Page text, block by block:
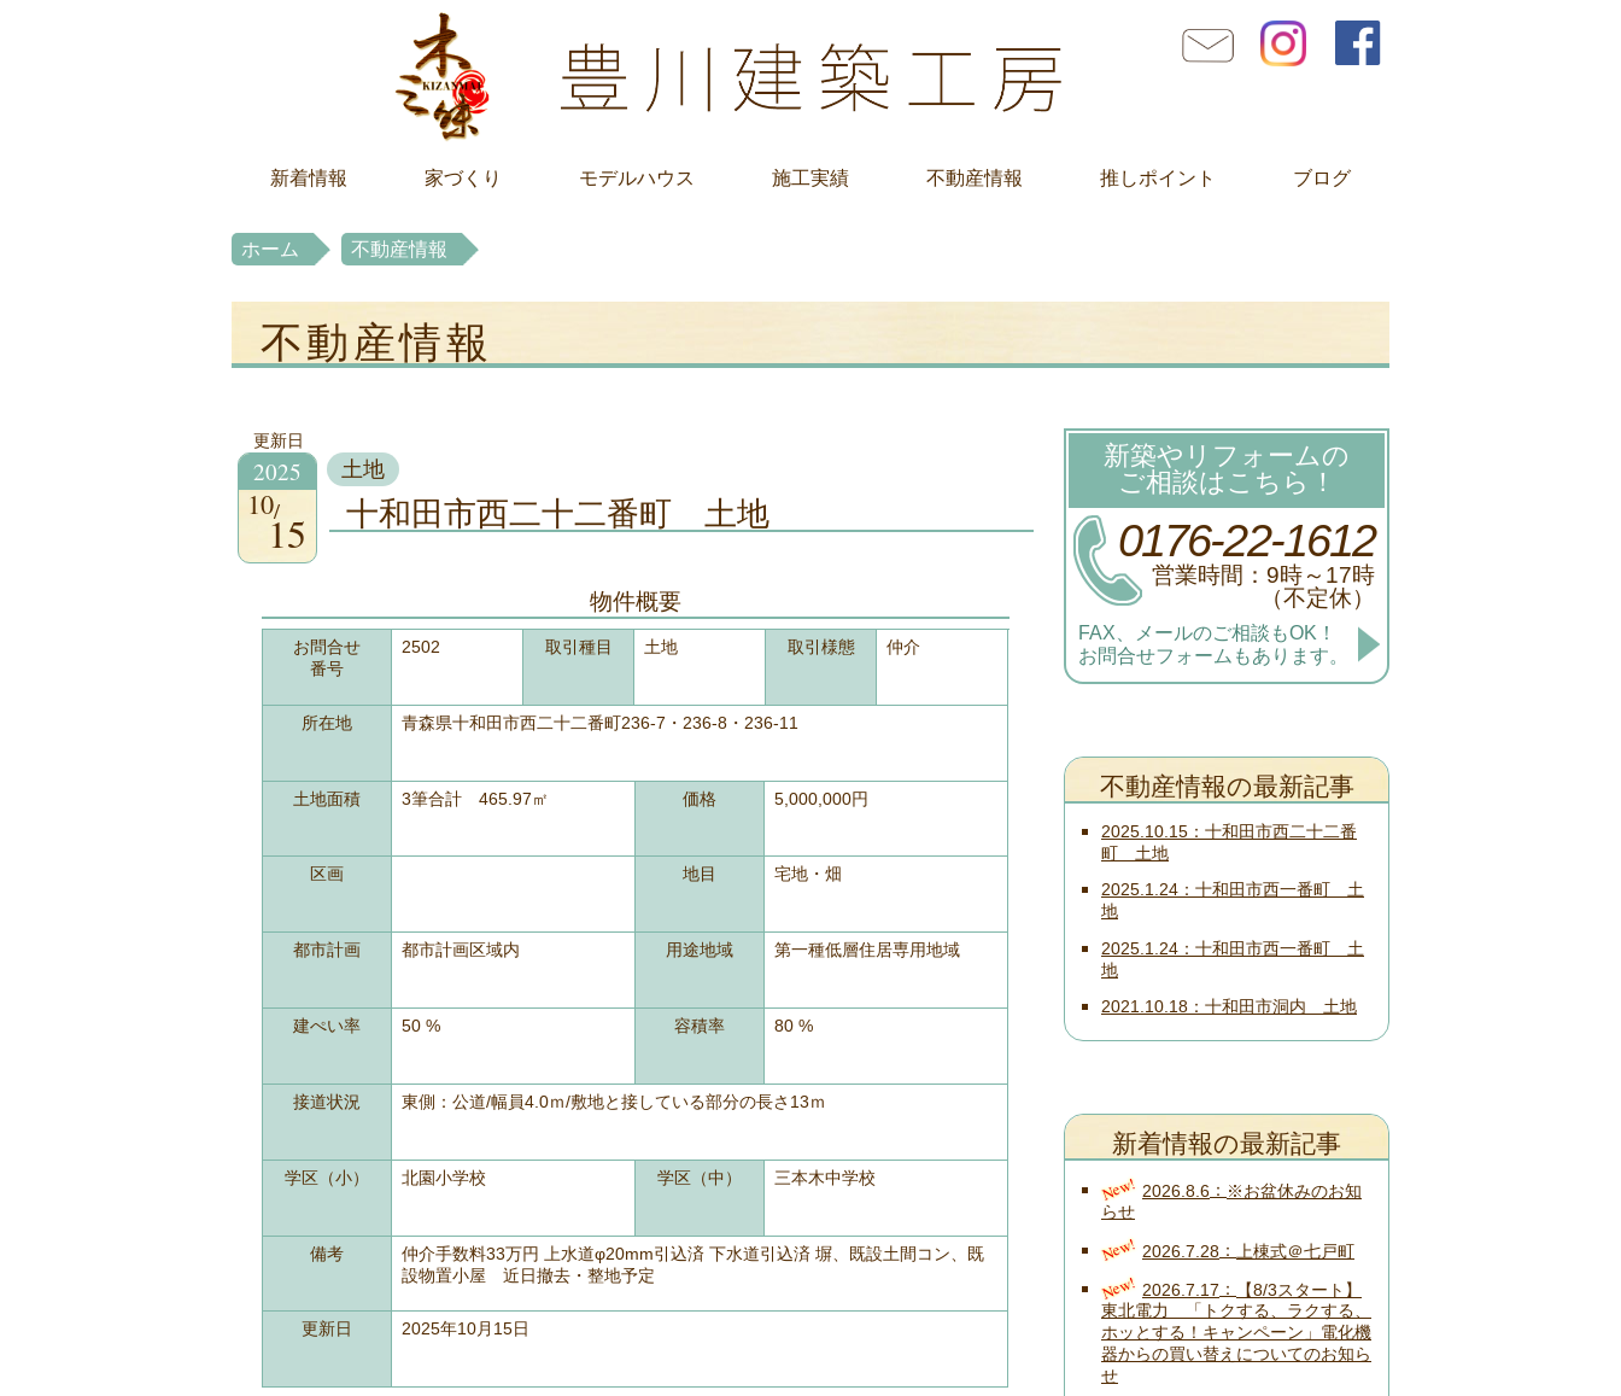
新着情報 家づくり モデルハウス 施工実績 不動産情報 推しポイント ブログ
ホーム 不動産情報
不動産情報
更新日
2025
10
15
土地
十和田市西二十二番町 土地
物件概要
お問合せ
番号
2502 取引種目 土地 取引様態 仲介
所在地 青森県十和田市西二十二番町236-7・236-8・236-11
土地面積 3筆合計 465.97㎡ 価格 5,000,000円
区画 地目 宅地・畑
都市計画 都市計画区域内 用途地域 第一種低層住居専用地域
建ぺい率 50 % 容積率 80 %
接道状況 東側：公道/幅員4.0ｍ/敷地と接している部分の長さ13ｍ
学区（小） 北園小学校 学区（中） 三本木中学校
備考
仲介手数料33万円 上水道φ20mm引込済 下水道引込済 塀、既設土間コン、既
設物置小屋 近日撤去・整地予定
更新日 2025年10月15日
新築やリフォームの
ご相談はこちら！
0176-22-1612
営業時間：9時～17時
（不定休）
FAX、メールのご相談もOK！
お問合せフォームもあります。
不動産情報の最新記事
2025.10.15
十和田市西二十二番
町 土地
2025.1.24
十和田市西一番町 土
地
2025.1.24
十和田市西一番町 土
地
2021.10.18
十和田市洞内 土地
新着情報の最新記事
New! 2026.8.6
※お盆休みのお知
らせ
New! 2026.7.28 上棟式＠七戸町
New! 2026.7.17
【8/3スタート】
東北電力 「トクする、ラクする、
ホッとする！キャンペーン」電化機
器からの買い替えについてのお知ら
せ